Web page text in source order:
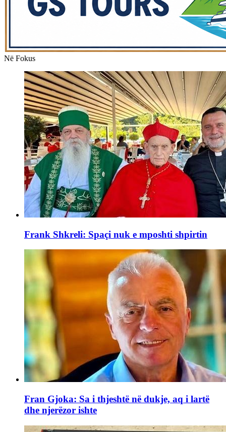
Në Fokus
Frank Shkreli: Spaçi nuk e mposhti shpirtin
Fran Gjoka: Sa i thjeshtë në dukje, aq i lartë
dhe njerëzor ishte